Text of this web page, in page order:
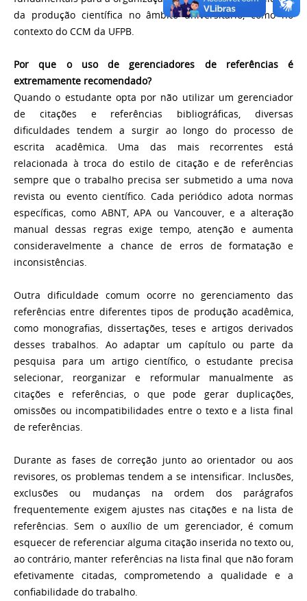
da produção científica no âmbito universitário, como no
contexto do CCM da UFPB.
Por que o uso de gerenciadores de referências é
extremamente recomendado?
Quando o estudante opta por não utilizar um gerenciador
de citações e referências bibliográficas, diversas
dificuldades tendem a surgir ao longo do processo de
escrita acadêmica. Uma das mais recorrentes está
relacionada à troca do estilo de citação e de referências
sempre que o trabalho precisa ser submetido a uma nova
revista ou evento científico. Cada periódico adota normas
específicas, como ABNT, APA ou Vancouver, e a alteração
manual dessas regras exige tempo, atenção e aumenta
consideravelmente a chance de erros de formatação e
inconsistências.
Outra dificuldade comum ocorre no gerenciamento das
referências entre diferentes tipos de produção acadêmica,
como monografias, dissertações, teses e artigos derivados
desses trabalhos. Ao adaptar um capítulo ou parte da
pesquisa para um artigo científico, o estudante precisa
selecionar, reorganizar e reformular manualmente as
citações e referências, o que pode gerar duplicações,
omissões ou incompatibilidades entre o texto e a lista final
de referências.
Durante as fases de correção junto ao orientador ou aos
revisores, os problemas tendem a se intensificar. Inclusões,
exclusões ou mudanças na ordem dos parágrafos
frequentemente exigem ajustes nas citações e na lista de
referências. Sem o auxílio de um gerenciador, é comum
esquecer de referenciar alguma citação inserida no texto ou,
ao contrário, manter referências na lista final que não foram
efetivamente citadas, comprometendo a qualidade e a
confiabilidade do trabalho.